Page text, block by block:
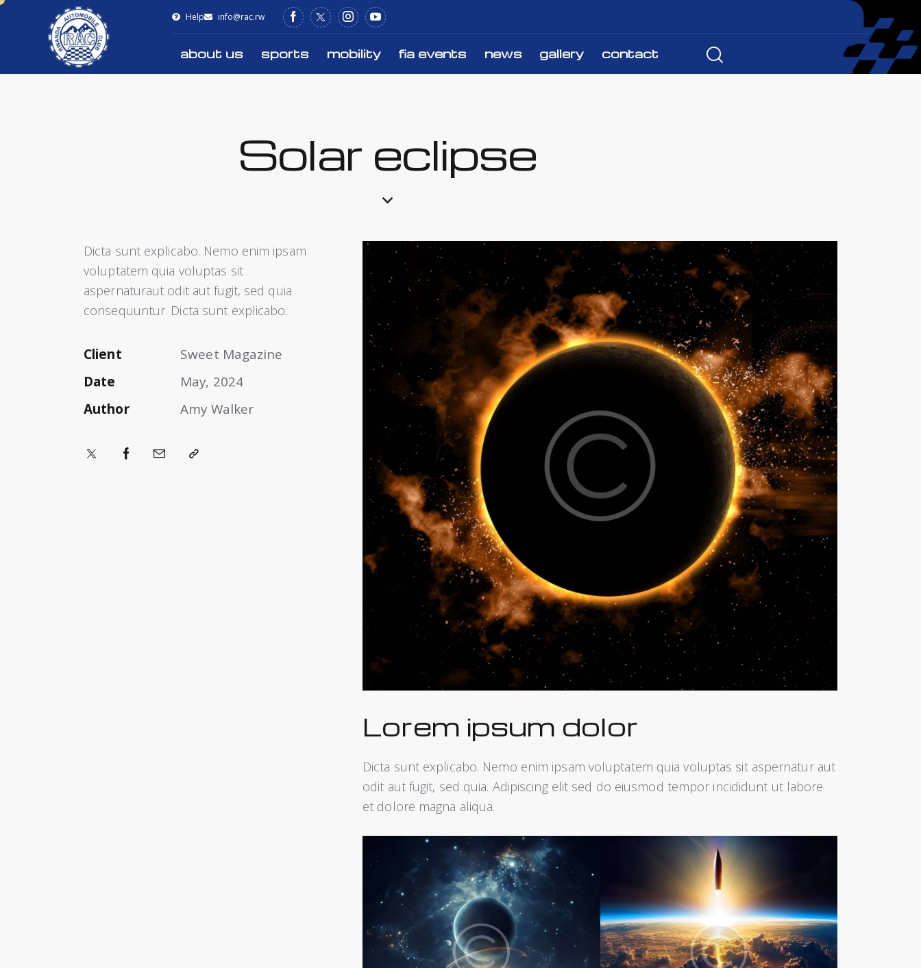
Help info@rac.rw
about us sports mobility fia events news gallery contact
Solar eclipse
Dicta sunt explicabo. Nemo enim ipsam
voluptatem quia voluptas sit
aspernaturaut odit aut fugit, sed quia
consequuntur. Dicta sunt explicabo.
Client
Sweet Magazine
Date
May, 2024
Author
Amy Walker
Lorem ipsum dolor
Dicta sunt explicabo. Nemo enim ipsam voluptatem quia voluptas sit aspernatur aut
odit aut fugit, sed quia. Adipiscing elit sed do eiusmod tempor incididunt ut labore
et dolore magna aliqua.